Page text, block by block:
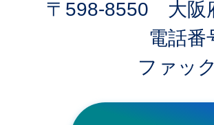
〒598-8550 大阪
電話番
ファッ